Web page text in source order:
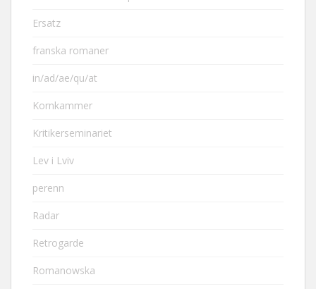
Ersatz
franska romaner
in/ad/ae/qu/at
Kornkammer
Kritikerseminariet
Lev i Lviv
perenn
Radar
Retrogarde
Romanowska